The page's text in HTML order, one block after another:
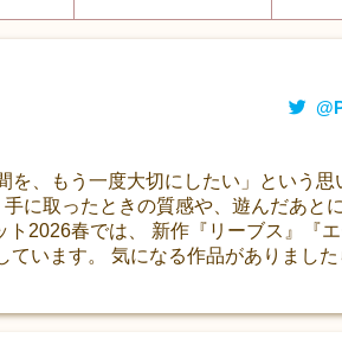
を、もう一度大切にしたい」という思
に取ったときの質感や、遊んだあと
2026春では、 新作『リーブス』『エ
ています。 気になる作品がありまし